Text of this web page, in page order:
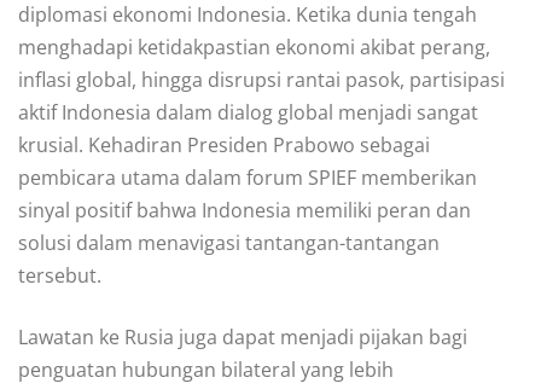
diplomasi ekonomi Indonesia. Ketika dunia tengah
menghadapi ketidakpastian ekonomi akibat perang,
inflasi global, hingga disrupsi rantai pasok, partisipasi
aktif Indonesia dalam dialog global menjadi sangat
krusial. Kehadiran Presiden Prabowo sebagai
pembicara utama dalam forum SPIEF memberikan
sinyal positif bahwa Indonesia memiliki peran dan
solusi dalam menavigasi tantangan-tantangan
tersebut.
Lawatan ke Rusia juga dapat menjadi pijakan bagi
penguatan hubungan bilateral yang lebih